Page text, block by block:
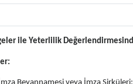
ile Yeterlilik